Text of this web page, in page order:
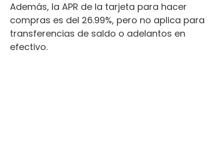
Además, la APR de la tarjeta para hacer
compras es del 26.99%, pero no aplica para
transferencias de saldo o adelantos en
efectivo.